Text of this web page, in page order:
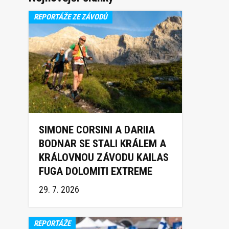
REPORTÁŽE ZE ZÁVODŮ
SIMONE CORSINI A DARIIA
BODNAR SE STALI KRÁLEM A
KRÁLOVNOU ZÁVODU KAILAS
FUGA DOLOMITI EXTREME
TRAIL 2026
29. 7. 2026
REPORTÁŽE